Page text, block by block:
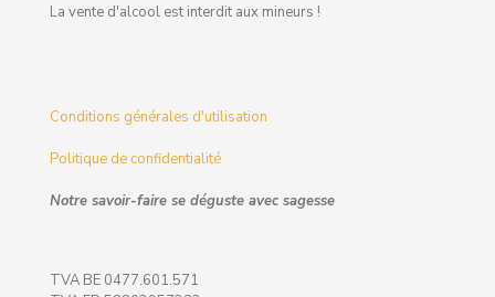
La vente d'alcool est interdit aux mineurs !
Conditions générales d'utilisation
Politique de confidentialité
Notre savoir-faire se déguste avec sagesse
TVA BE 0477.601.571